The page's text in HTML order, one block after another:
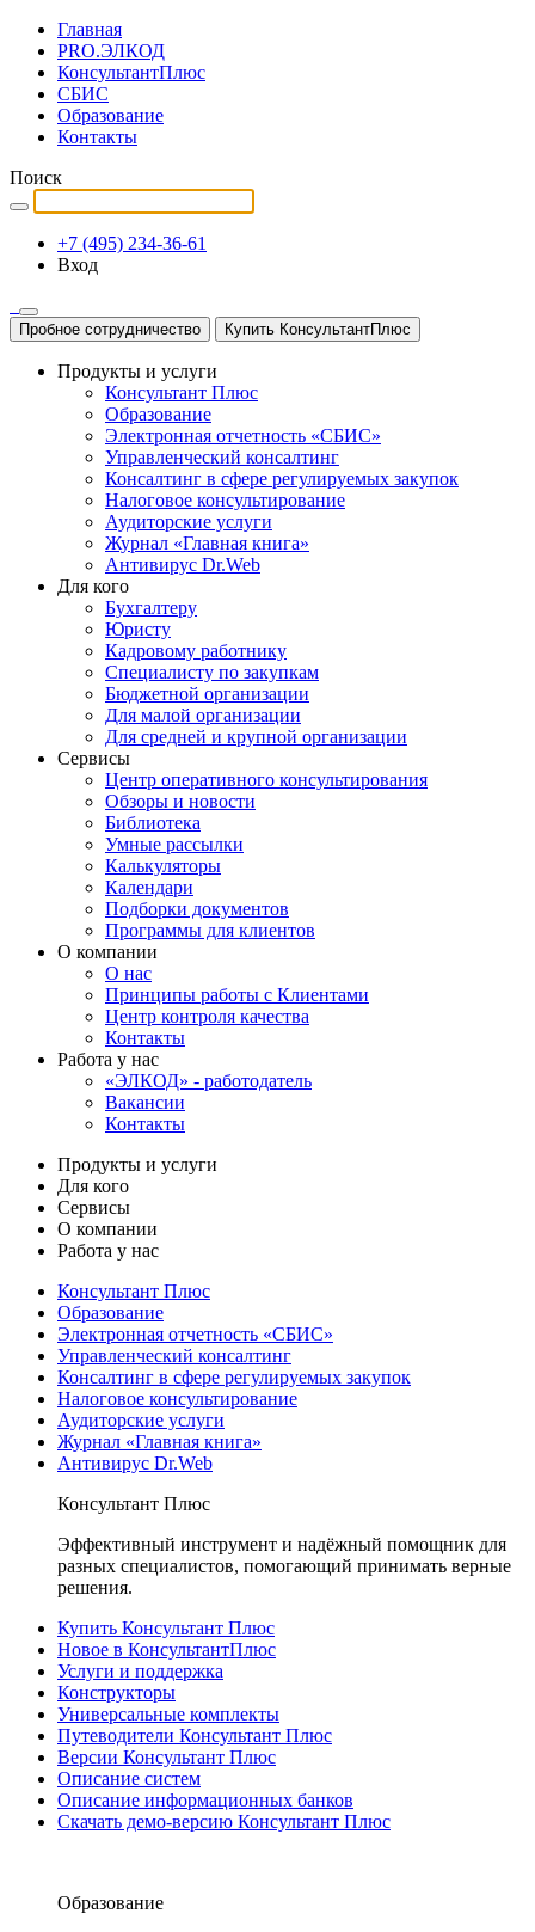
Главная
PRO.ЭЛКОД
КонсультантПлюс
СБИС
Образование
Контакты
Поиск
+7 (495) 234-36-61
Вход
Пробное сотрудничество Купить КонсультантПлюс
Продукты и услуги
Консультант Плюс
Образование
Электронная отчетность «СБИС»
Управленческий консалтинг
Консалтинг в сфере регулируемых закупок
Налоговое консультирование
Аудиторские услуги
Журнал «Главная книга»
Антивирус Dr.Web
Для кого
Бухгалтеру
Юристу
Кадровому работнику
Специалисту по закупкам
Бюджетной организации
Для малой организации
Для средней и крупной организации
Сервисы
Центр оперативного консультирования
Обзоры и новости
Библиотека
Умные рассылки
Калькуляторы
Календари
Подборки документов
Программы для клиентов
О компании
О нас
Принципы работы с Клиентами
Центр контроля качества
Контакты
Работа у нас
«ЭЛКОД» - работодатель
Вакансии
Контакты
Продукты и услуги
Для кого
Сервисы
О компании
Работа у нас
Консультант Плюс
Образование
Электронная отчетность «СБИС»
Управленческий консалтинг
Консалтинг в сфере регулируемых закупок
Налоговое консультирование
Аудиторские услуги
Журнал «Главная книга»
Антивирус Dr.Web
Консультант Плюс
Эффективный инструмент и надёжный помощник для
разных специалистов, помогающий принимать верные
решения.
Купить Консультант Плюс
Новое в КонсультантПлюс
Услуги и поддержка
Конструкторы
Универсальные комплекты
Путеводители Консультант Плюс
Версии Консультант Плюс
Описание систем
Описание информационных банков
Скачать демо-версию Консультант Плюс
Образование